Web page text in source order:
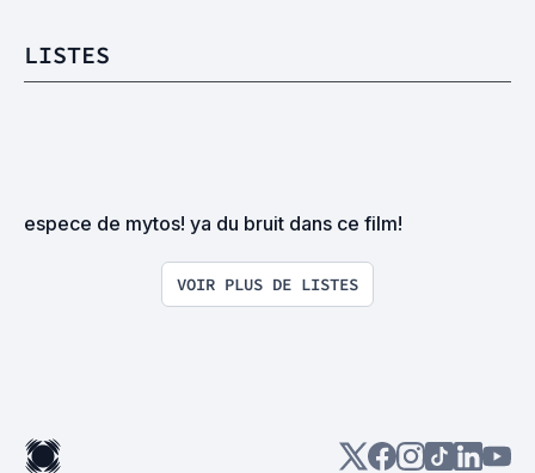
LISTES
espece de mytos! ya du bruit dans ce film!
VOIR PLUS DE LISTES